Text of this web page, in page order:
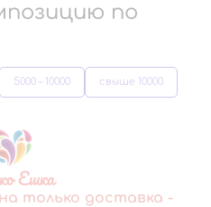
по
5000 – 10000 свыше 10000
Ешка
только доставка -